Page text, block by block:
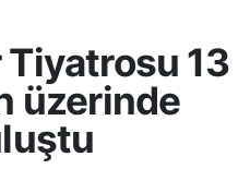
13
üzerinde